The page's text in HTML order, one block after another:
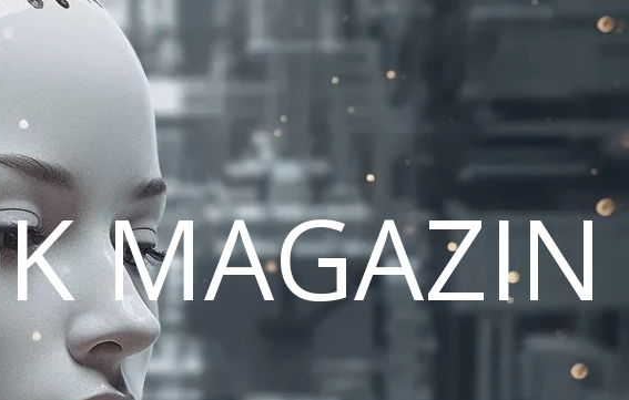
MAGAZIN